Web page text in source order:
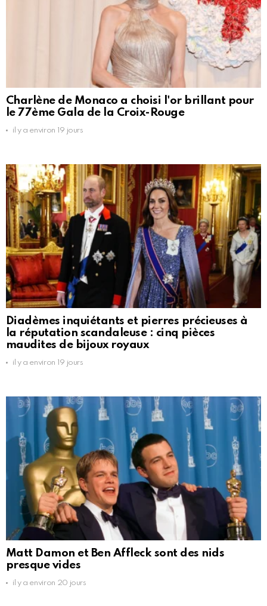
Charlène de Monaco a choisi l'or brillant pour
le 77ème Gala de la Croix-Rouge
il y a environ 19 jours
Diadèmes inquiétants et pierres précieuses à
la réputation scandaleuse : cinq pièces
maudites de bijoux royaux
il y a environ 19 jours
Matt Damon et Ben Affleck sont des nids
presque vides
il y a environ 20 jours